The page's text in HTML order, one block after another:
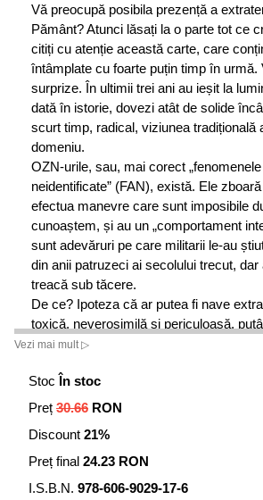
Vă preocupă posibila prezență a
Pământ? Atunci lăsați la o parte tot ce
citiți cu atenție această carte, care
întâmplate cu foarte puțin timp în urmă.
surprize. În ultimii trei ani au ieșit la
dată în istorie, dovezi atât de solide
scurt timp, radical, viziunea tradițională
domeniu.
OZN-urile, sau, mai corect
neidentificate” (FAN), există. Ele
efectua manevre care sunt imposibile
cunoaștem, și au un „comportament
sunt adevăruri pe care militarii le-au
din anii patruzeci ai secolului trecut, dar
treacă sub tăcere.
De ce? Ipoteza că ar putea fi nave
toxică, neverosimilă și periculoasă,
isterie în masă. Se adăuga situația
intrușii nu pot fi contracarați și cum de
acestea nu erau singurele motive care
anilor ”50 o politică fermă de
mușamalizare si ridiculizare, folosind
ce a indus marelui public convingerea
Vezi mai mult ▷
Stoc În stoc
Preț 30.66 RON
Discount 21%
Preț final 24.23 RON
I.S.B.N. 978-606-9029-17-6